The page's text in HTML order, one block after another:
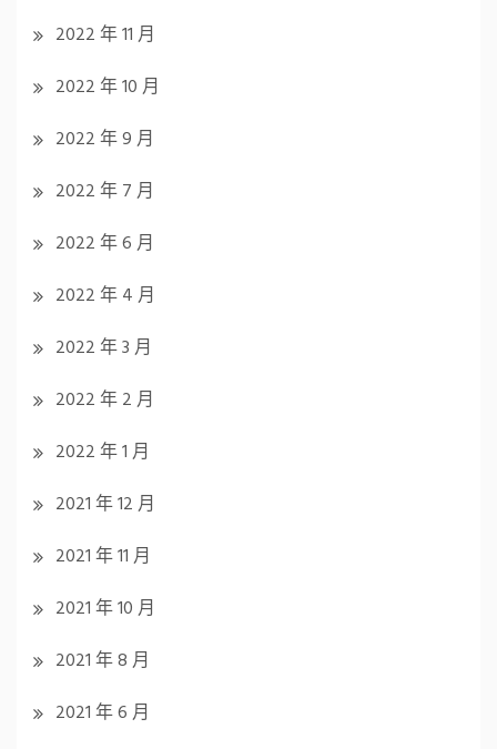
2022 年 11 月
2022 年 10 月
2022 年 9 月
2022 年 7 月
2022 年 6 月
2022 年 4 月
2022 年 3 月
2022 年 2 月
2022 年 1 月
2021 年 12 月
2021 年 11 月
2021 年 10 月
2021 年 8 月
2021 年 6 月